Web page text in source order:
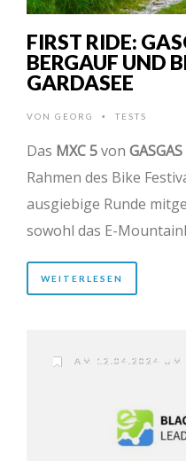
FIRST RIDE:
BERGAUF UND
GARDASEE
VON GEORG • TESTS
Das MXC 5von
Rahmen des Bike
ausgiebige Runde
sowohl das E-
WEITERLESEN
AM 12.04.2024 UM